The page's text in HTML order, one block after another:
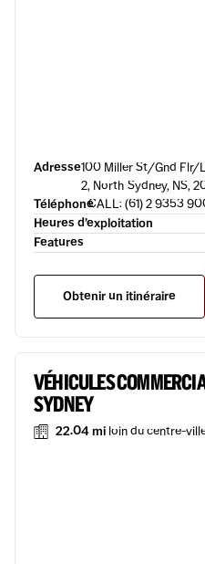
Adresse100 Miller St/Gnd Flr/
2, North Sydney, NS,
TéléphoneCALL: (61) 2 9353
Heures d’exploitation
Features
Obtenir un itinéraire
VÉHICULES
SYDNEY
22.04 mi loin du centre-